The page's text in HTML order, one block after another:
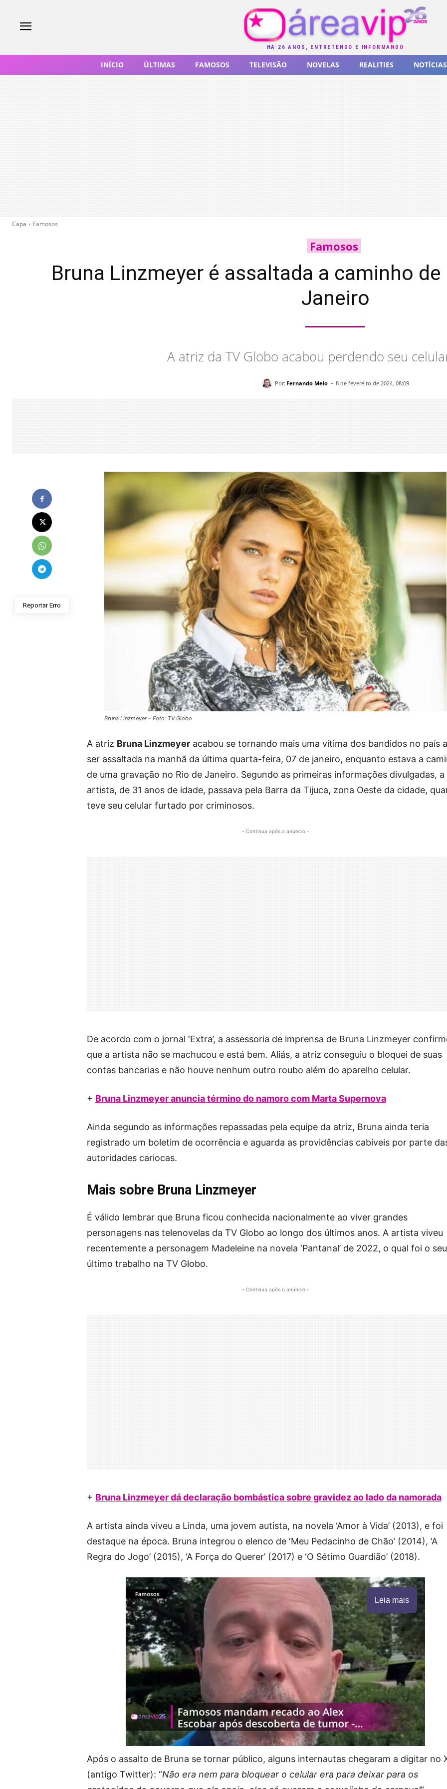
HÁ 26 ANOS, ENTRETENDO E INFORMANDO
INÍCIO ÚLTIMAS FAMOSOS TELEVISÃO NOVELAS REALITIES NOTÍCIAS
Capa Famosos
Famosos
Bruna Linzmeyer é assaltada a caminho
Janeiro
A atriz da TV Globo acabou perdendo seu
Por: Fernando Melo - 8 de fevereiro de 2024, 08:09
Reportar Erro
Bruna Linzmeyer – Foto: TV Globo
A atriz Bruna Linzmeyer acabou se tornando mais uma vítima dos bandidos no país
ser assaltada na manhã da última quarta-feira, 07 de janeiro, enquanto estava a
de uma gravação no Rio de Janeiro. Segundo as primeiras informações divulgadas, a
artista, de 31 anos de idade, passava pela Barra da Tijuca, zona Oeste da cidade,
teve seu celular furtado por criminosos.
- Continua após o anúncio -
De acordo com o jornal ‘Extra’, a assessoria de imprensa de Bruna Linzmeyer
que a artista não se machucou e está bem. Aliás, a atriz conseguiu o bloquei de suas
contas bancarias e não houve nenhum outro roubo além do aparelho celular.
+ Bruna Linzmeyer anuncia término do namoro com Marta Supernova
Ainda segundo as informações repassadas pela equipe da atriz, Bruna ainda teria
registrado um boletim de ocorrência e aguarda as providências cabíveis por parte
autoridades cariocas.
Mais sobre Bruna Linzmeyer
É válido lembrar que Bruna ficou conhecida nacionalmente ao viver grandes
personagens nas telenovelas da TV Globo ao longo dos últimos anos. A artista viveu
recentemente a personagem Madeleine na novela ‘Pantanal’ de 2022, o qual foi o seu
último trabalho na TV Globo.
- Continua após o anúncio -
+ Bruna Linzmeyer dá declaração bombástica sobre gravidez ao lado da namorada
A artista ainda viveu a Linda, uma jovem autista, na novela ‘Amor à Vida’ (2013), e foi
destaque na época. Bruna integrou o elenco de ‘Meu Pedacinho de Chão’ (2014), ‘A
Regra do Jogo’ (2015), ‘A Força do Querer’ (2017) e ‘O Sétimo Guardião’ (2018).
Leia mais
Após o assalto de Bruna se tornar público, alguns internautas chegaram a digitar no
(antigo Twitter): “Não era nem para bloquear o celular era para deixar para os